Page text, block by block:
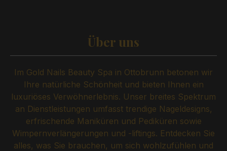
Über uns
Im Gold Nails Beauty Spa in Ottobrunn betonen wir
Ihre natürliche Schönheit und bieten Ihnen ein
luxuriöses Verwöhnerlebnis. Unser breites Spektrum
an Dienstleistungen umfasst trendige Nageldesigns,
erfrischende Maniküren und Pediküren sowie
Wimpernverlängerungen und -liftings. Entdecken Sie
alles, was Sie brauchen, um sich wohlzufühlen und